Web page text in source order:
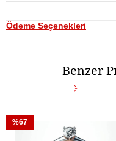
Ödeme Seçenekleri
Benzer
%67